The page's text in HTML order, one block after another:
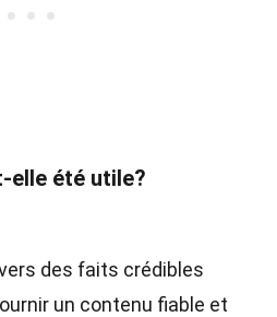
elle été utile?
des faits crédibles
un contenu fiable et